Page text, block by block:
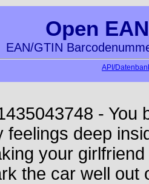
Open
EAN/GTIN
API/
- You
feelings deep
your
the car well out